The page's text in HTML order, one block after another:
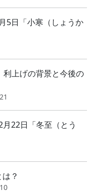
日「小寒（しょうか
上げの背景と今後の
22日「冬至（とう
？